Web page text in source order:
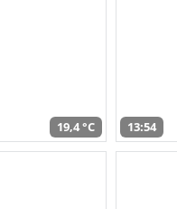
19,4 °C 13:54